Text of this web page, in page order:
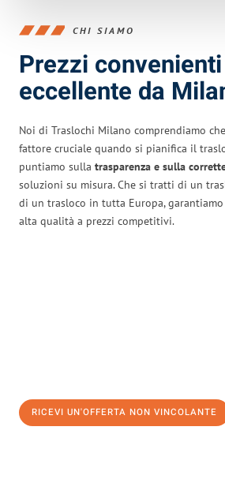
CHI SIAMO
Prezzi
eccellente da
Noi di Traslochi Milano comprendiamo
fattore cruciale quando si pianifica il
puntiamo sulla trasparenza e sulla
soluzioni su misura. Che si tratti di un
di un trasloco in tutta Europa,
alta qualità a prezzi competitivi.
RICEVI UN'OFFERTA NON VINCOLANTE